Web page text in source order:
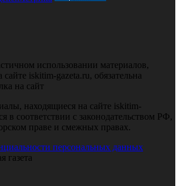
использовании материалов,
iskitim-gazeta.ru, обязательна
на сайт
находящиеся на сайте iskitim-
в соответствии с законодательством РФ,
праве и смежных правах.
персональных данных
газета